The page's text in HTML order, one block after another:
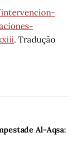
. Tradução
Al-Aqsa: